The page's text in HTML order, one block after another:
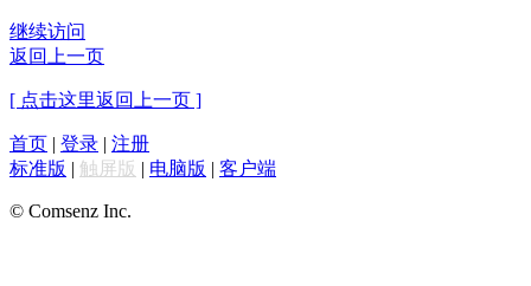
继续访问
返回上一页
[ 点击这里返回上一页 ]
首页 | 登录 | 注册
标准版 | 触屏版 | 电脑版 | 客户端
© Comsenz Inc.